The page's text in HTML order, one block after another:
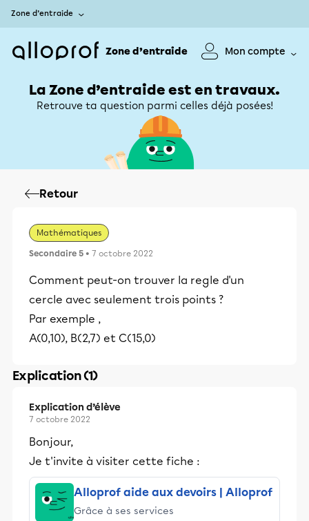
Zone d’entraide
Zone d’entraide Mon compte
La Zone d’entraide est en travaux.
Retrouve ta question parmi celles déjà posées!
Retour
Mathématiques
Secondaire 5 • 7 octobre 2022
Comment peut-on trouver la regle d'un
cercle avec seulement trois points ?
Par exemple ,
A(0,10), B(2,7) et C(15,0)
Explication (1)
Explication d’élève
7 octobre 2022
Bonjour,
Je t'invite à visiter cette fiche :
Alloprof aide aux devoirs | Alloprof
Grâce à ses services